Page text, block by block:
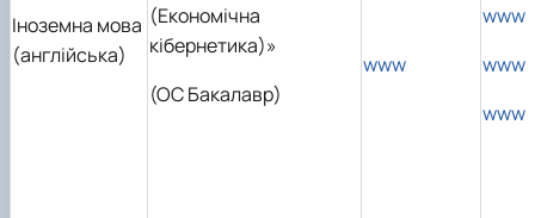
Іноземна мова
(англійська)
(Економічна
кібернетика)»
(ОС Бакалавр)
www
www
www
www